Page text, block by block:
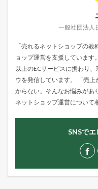
一般社団法人
「売れるネットショップの
ョップ運営を支援していま
以上のECサービスに携わり
ウを発信しています。 「売
からない」そんなお悩みがあ
ネットショップ運営について
SNSで